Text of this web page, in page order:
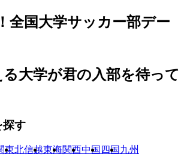
全国大学サッカー部デー
る大学が君の入部を待って
探す
東北信越東海関西中国 四国 九州